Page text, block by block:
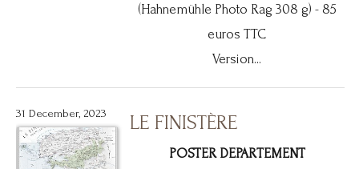
(Hahnemühle Photo Rag 308 g) - 85
euros TTC
Version...
31 December, 2023 LE FINISTÈRE
POSTER DEPARTEMENT